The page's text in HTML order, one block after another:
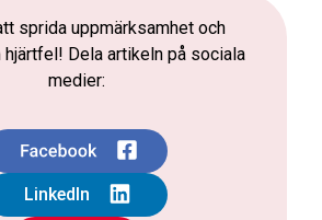
sprida uppmärksamhet och
hjärtfel! Dela artikeln på sociala
medier: